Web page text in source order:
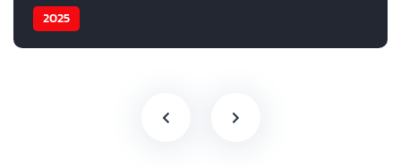
2025